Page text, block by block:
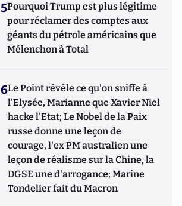
5Pourquoi Trump est plus légitime
pour réclamer des comptes aux
géants du pétrole américains que
Mélenchon à Total
6Le Point révèle ce qu'on sniffe à
l'Elysée, Marianne que Xavier Niel
hacke l'Etat; Le Nobel de la Paix
russe donne une leçon de
courage, l'ex PM australien une
leçon de réalisme sur la Chine, la
DGSE une d'arrogance; Marine
Tondelier fait du Macron